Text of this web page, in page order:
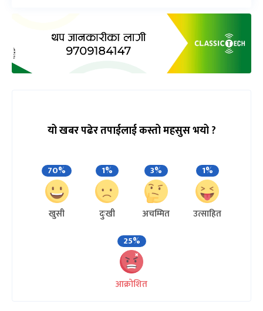
यो खबर पढेर तपाईलाई कस्तो महसुस भयो ?
70%
खुसी
1%
दुःखी
3%
अचम्मित
1%
उत्साहित
25%
आक्रोशित